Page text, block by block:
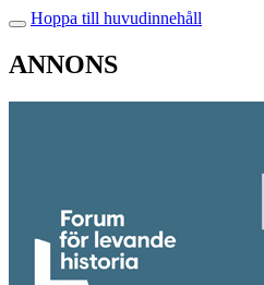
Hoppa till huvudinnehåll
ANNONS